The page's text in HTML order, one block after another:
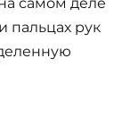
пальцах рук